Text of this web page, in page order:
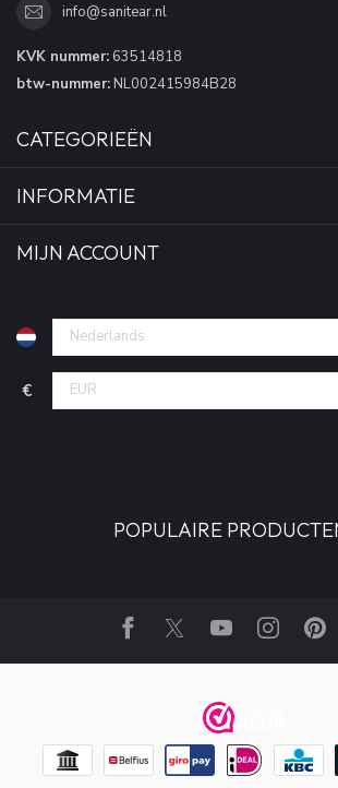
info@sanitear.nl
KVK nummer: 63514818
btw-nummer: NL002415984B28
CATEGORIEËN
INFORMATIE
MIJN ACCOUNT
€
POPULAIRE